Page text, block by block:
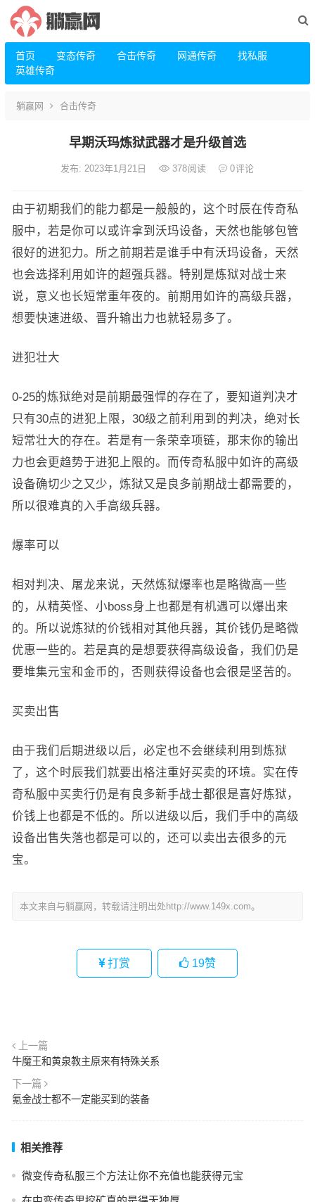
首页 变态传奇 合击传奇 网通传奇
找私服
英雄传奇
躺赢网 合击传奇
早期沃玛炼狱武器才是升级首选
发布: 2023年1月21日 378阅读 0评论
由于初期我们的能力都是一般般的，这个时辰在传奇私
服中，若是你可以或许拿到沃玛设备，天然也能够包管
很好的进犯力。所之前期若是谁手中有沃玛设备，天然
也会选择利用如许的超强兵器。特别是炼狱对战士来
说，意义也长短常重年夜的。前期用如许的高级兵器，
想要快速进级、晋升输出力也就轻易多了。
进犯壮大
0-25的炼狱绝对是前期最强悍的存在了，要知道判决才
只有30点的进犯上限，30级之前利用到的判决，绝对长
短常壮大的存在。若是有一条荣幸项链，那末你的输出
力也会更趋势于进犯上限的。而传奇私服中如许的高级
设备确切少之又少，炼狱又是良多前期战士都需要的，
所以很难真的入手高级兵器。
爆率可以
相对判决、屠龙来说，天然炼狱爆率也是略微高一些
的，从精英怪、小boss身上也都是有机遇可以爆出来
的。所以说炼狱的价钱相对其他兵器，其价钱仍是略微
优惠一些的。若是真的是想要获得高级设备，我们仍是
要堆集元宝和金币的，否则获得设备也会很是坚苦的。
买卖出售
由于我们后期进级以后，必定也不会继续利用到炼狱
了，这个时辰我们就要出格注重好买卖的环境。实在传
奇私服中买卖行仍是有良多新手战士都很是喜好炼狱，
价钱上也都是不低的。所以进级以后，我们手中的高级
设备出售失落也都是可以的，还可以卖出去很多的元
宝。
本文来自与躺赢网，转载请注明出处http://www.149x.com。
打赏 19赞
上一篇
牛魔王和黄泉教主原来有特殊关系
下一篇
氪金战士都不一定能买到的装备
相关推荐
微变传奇私服三个方法让你不充值也能获得元宝